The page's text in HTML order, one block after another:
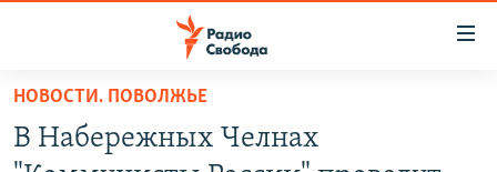
упрощенного
доступа
Вернуться
ПРОГРАММЫ
ПОДКАСТЫ
НОВОСТИ. ПОВОЛЖЬЕ
В Набережных Челнах